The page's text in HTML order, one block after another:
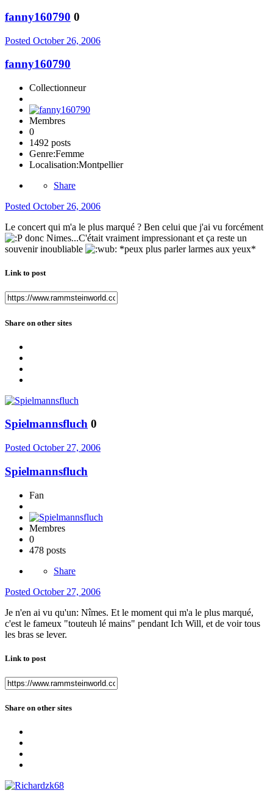
fanny160790 0
Posted October 26, 2006
fanny160790
Collectionneur
Membres
0
1492 posts
Genre:Femme
Localisation:Montpellier
Share
Posted October 26, 2006
Le concert qui m'a le plus marqué ? Ben celui que j'ai vu forcément
donc Nimes...C'était vraiment impressionant et ça reste un
souvenir inoubliable
*peux plus parler larmes aux yeux*
Link to post
Share on other sites
Spielmannsfluch 0
Posted October 27, 2006
Spielmannsfluch
Fan
Membres
0
478 posts
Share
Posted October 27, 2006
Je n'en ai vu qu'un: Nîmes. Et le moment qui m'a le plus marqué,
c'est le fameux "touteuh lé mains" pendant Ich Will, et de voir tous
les bras se lever.
Link to post
Share on other sites